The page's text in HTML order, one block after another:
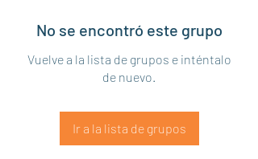
No se encontró este grupo
Vuelve a la lista de grupos e inténtalo
de nuevo.
Ir a la lista de grupos